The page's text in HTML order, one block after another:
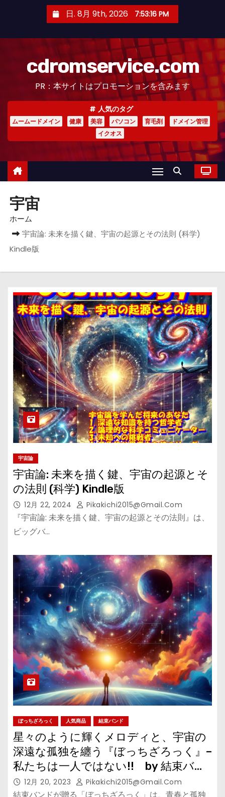
日. 8月 9th, 2026 7:53:16 PM
cdromservice.com
PR：本サイトはプロモーションを含みます
人気のタグ
ムームードメイン 健康 美容 パソコン 育毛剤
ドメイン管理
イクオス
宇宙
ホーム
宇宙論: 未来を描く鍵、宇宙の起源とその法則 (科学)
Kindle版
宇宙論
宇宙論: 未来を描く鍵、宇宙の起源とそ
の法則 (科学) Kindle版
12月 22, 2024 Pikakichi2015@gmail.com
『宇宙論: 未来を描く鍵、宇宙の起源とその法則』は、
ビッグバ…
ぼっちざろっく 人気商品 結束バンド
星々のように輝くメロディと、宇宙の
深遠な孤独を纏う『ぼっちざろっく』–
私たちは一人ではない!! by 結束バン
ド12月 20, 2023 Pikakichi2015@gmail.com